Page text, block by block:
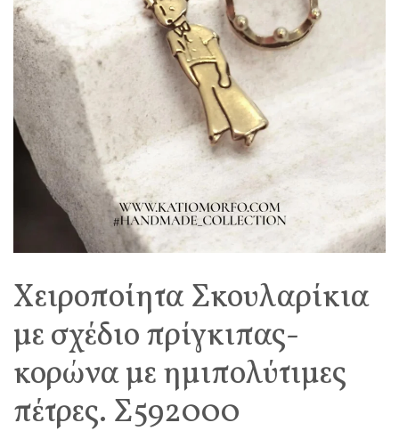
Χειροποίητα Σκουλαρίκια
με σχέδιο πρίγκιπας-
κορώνα με ημιπολύτιμες
πέτρες. Σ592000